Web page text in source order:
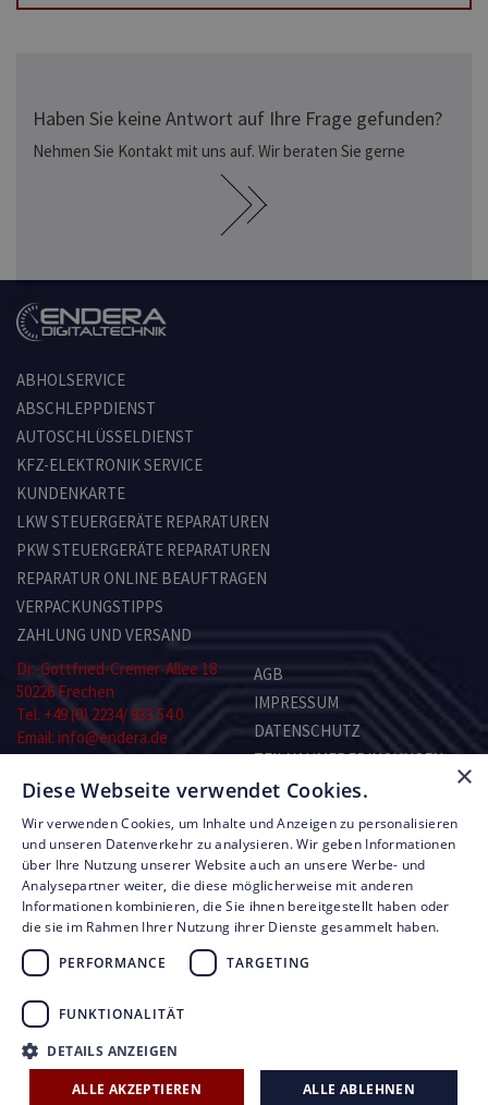
Haben Sie keine Antwort auf Ihre Frage gefunden?
Nehmen Sie Kontakt mit uns auf. Wir beraten Sie gerne
ABHOLSERVICE
ABSCHLEPPDIENST
AUTOSCHLÜSSELDIENST
KFZ-ELEKTRONIK SERVICE
KUNDENKARTE
LKW STEUERGERÄTE REPARATUREN
PKW STEUERGERÄTE REPARATUREN
REPARATUR ONLINE BEAUFTRAGEN
VERPACKUNGSTIPPS
ZAHLUNG UND VERSAND
Dr.-Gottfried-Cremer-Allee 18
50226 Frechen
Tel. +49 (0) 2234/ 933 54 0
Email: info@endera.de
Montag–Freitag:
8.00–13.00 und 14.00–17.00 Uhr
Samstag: nach Vereinbarung
AGB
IMPRESSUM
DATENSCHUTZ
TEILNAHMEBEDINGUNGEN
KONTAKT
RMA-FORMULAR
© Copyright by Endera Digitaltechnik 2026
UNSERE LEISTUNGEN
FIRMEN ÜBERBLICK
AKTUELLE ANGEBOTE
×
Diese Webseite verwendet Cookies.
Wir verwenden Cookies, um Inhalte und Anzeigen zu personalisieren
und unseren Datenverkehr zu analysieren. Wir geben Informationen
über Ihre Nutzung unserer Website auch an unsere Werbe- und
Analysepartner weiter, die diese möglicherweise mit anderen
Informationen kombinieren, die Sie ihnen bereitgestellt haben oder
die sie im Rahmen Ihrer Nutzung ihrer Dienste gesammelt haben.
PERFORMANCE
TARGETING
FUNKTIONALITÄT
DETAILS ANZEIGEN
ALLE AKZEPTIEREN ALLE ABLEHNEN